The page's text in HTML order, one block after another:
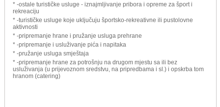
* -ostale turističke usluge - iznajmljivanje pribora i opreme za šport i
rekreaciju
* -turističke usluge koje uključuju športsko-rekreativne ili pustolovne
aktivnosti
* -pripremanje hrane i pružanje usluga prehrane
* -pripremanje i usluživanje pića i napitaka
* -pružanje usluga smještaja
* -pripremanje hrane za potrošnju na drugom mjestu sa ili bez
usluživanja (u prijevoznom sredstvu, na pripredbama i sl.) i opskrba tom
hranom (catering)